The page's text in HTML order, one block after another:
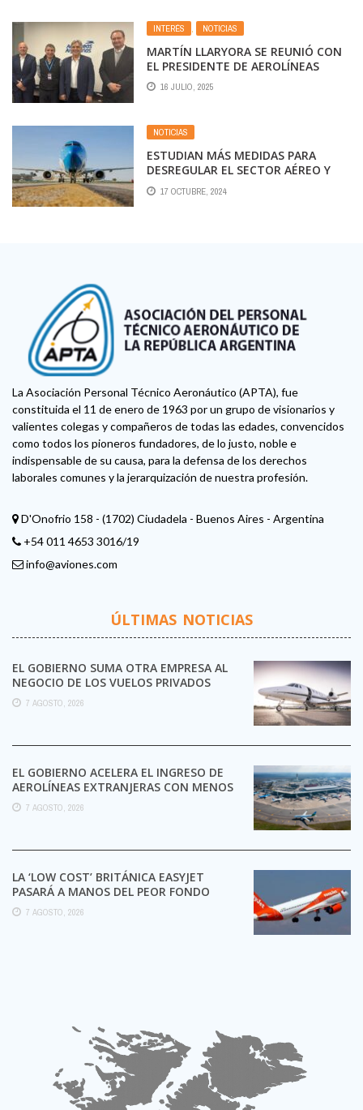
INTERÉS NOTICIAS
MARTÍN LLARYORA SE REUNIÓ CON
EL PRESIDENTE DE AEROLÍNEAS
ARGENTINAS, FABIÁN LOMBARDO
16 JULIO, 2025
NOTICIAS
ESTUDIAN MÁS MEDIDAS PARA
DESREGULAR EL SECTOR AÉREO Y
PONER EN UN PLANO DE IGUALDAD
A AEROLÍNEAS ARGENTINAS
17 OCTUBRE, 2024
La Asociación Personal Técnico Aeronáutico (APTA), fue
constituida el 11 de enero de 1963 por un grupo de visionarios y
valientes colegas y compañeros de todas las edades, convencidos
como todos los pioneros fundadores, de lo justo, noble e
indispensable de su causa, para la defensa de los derechos
laborales comunes y la jerarquización de nuestra profesión.
D'Onofrio 158 - (1702) Ciudadela - Buenos Aires - Argentina
+54 011 4653 3016/19
info@aviones.com
ÚLTIMAS NOTICIAS
EL GOBIERNO SUMA OTRA EMPRESA AL
NEGOCIO DE LOS VUELOS PRIVADOS
7 AGOSTO, 2026
EL GOBIERNO ACELERA EL INGRESO DE
AEROLÍNEAS EXTRANJERAS CON MENOS
TRÁMITES
7 AGOSTO, 2026
LA ‘LOW COST’ BRITÁNICA EASYJET
PASARÁ A MANOS DEL PEOR FONDO
POSIBLE:
7 AGOSTO, 2026